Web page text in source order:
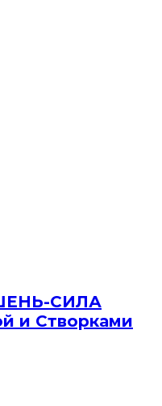
СИЛА
и Створками